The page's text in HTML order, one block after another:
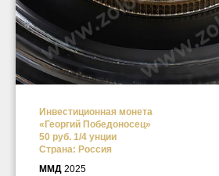
Инвестиционная монета
«Георгий Победоносец»
50 руб. 1/4 унции
Страна: Россия
ММД 2025